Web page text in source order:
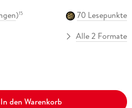
)15
70 Lesepunkte
Alle 2 Formate
In den Warenkorb